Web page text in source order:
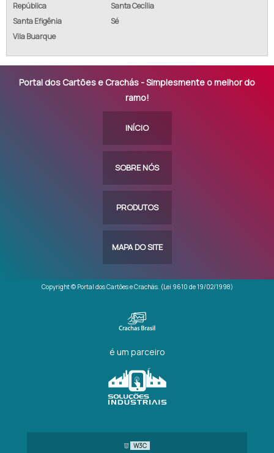
República
Santa Cecília
Santa Efigênia
Sé
Vila Buarque
Portal dos Cartões e Crachás - Simplesmente o melhor do
ramo!
INÍCIO
SOBRE NÓS
PRODUTOS
MAPA DO SITE
Copyright © Portal dos Cartões e Crachás. (Lei 9610 de 19/02/1998)
é um parceiro
W3C